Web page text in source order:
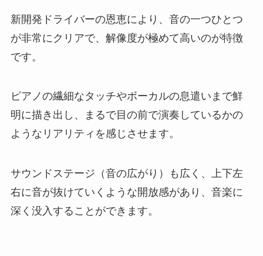
新開発ドライバーの恩恵により、音の一つひとつ
が非常にクリアで、解像度が極めて高いのが特徴
です。
ピアノの繊細なタッチやボーカルの息遣いまで鮮
明に描き出し、まるで目の前で演奏しているかの
ようなリアリティを感じさせます。
サウンドステージ（音の広がり）も広く、上下左
右に音が抜けていくような開放感があり、音楽に
深く没入することができます。